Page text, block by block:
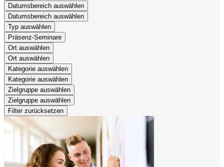
Datumsbereich auswählen
Datumsbereich auswählen
Typ auswählen
Präsenz-Seminare
Ort auswählen
Ort auswählen
Kategorie auswählen
Kategorie auswählen
Zielgruppe auswählen
Zielgruppe auswählen
Filter zurücksetzen